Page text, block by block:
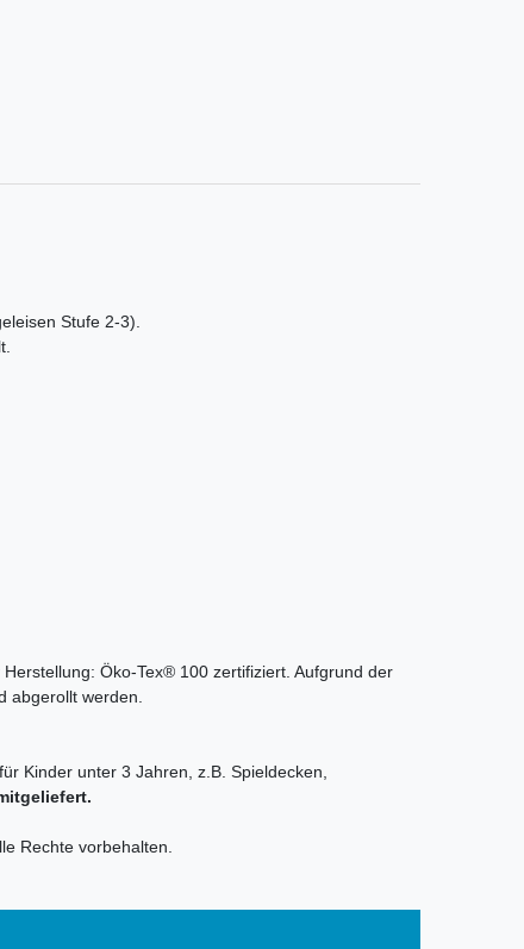
Stufe 2-3).
Öko-Tex® 100 zertifiziert. Aufgrund der
abgerollt werden.
Kinder unter 3 Jahren, z.B. Spieldecken,
Rechte vorbehalten.